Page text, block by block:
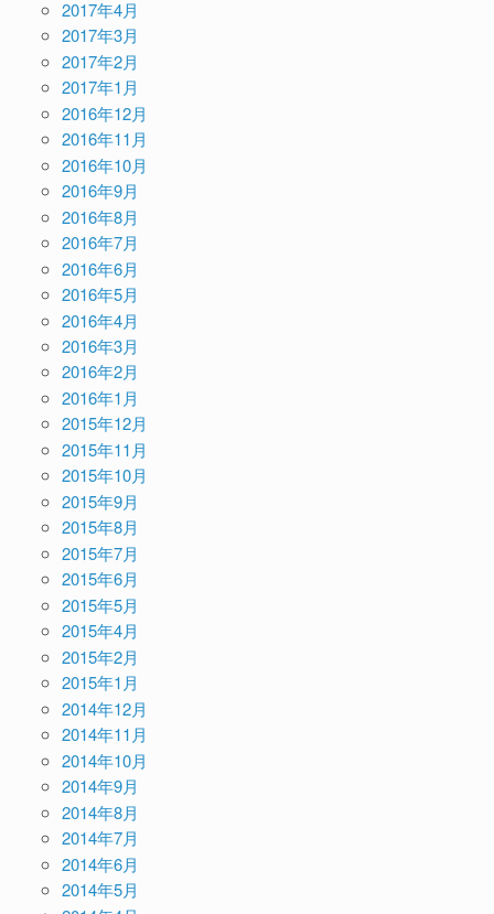
2017年4月
2017年3月
2017年2月
2017年1月
2016年12月
2016年11月
2016年10月
2016年9月
2016年8月
2016年7月
2016年6月
2016年5月
2016年4月
2016年3月
2016年2月
2016年1月
2015年12月
2015年11月
2015年10月
2015年9月
2015年8月
2015年7月
2015年6月
2015年5月
2015年4月
2015年2月
2015年1月
2014年12月
2014年11月
2014年10月
2014年9月
2014年8月
2014年7月
2014年6月
2014年5月